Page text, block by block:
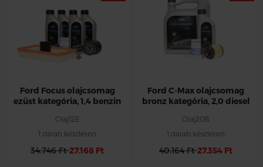
Ford Focus olajcsomag
ezüst kategória, 1,4 benzin
Olaj12E
1 darab készleten
34.746 Ft27.168 Ft
Ford C-Max olajcsomag
bronz kategória, 2,0 diesel
Olaj20B
1 darab készleten
40.164 Ft27.354 Ft